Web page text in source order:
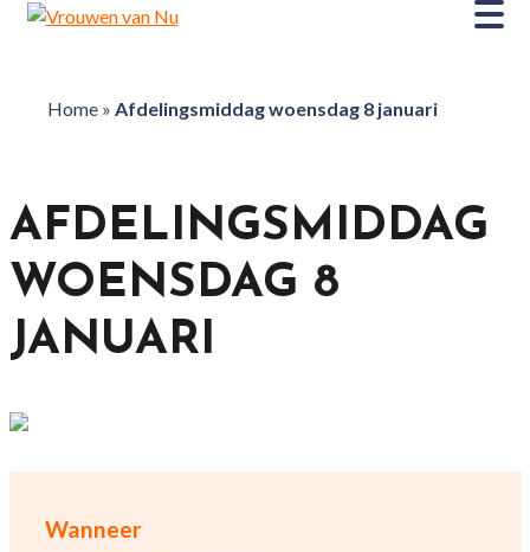
Home» Afdelingsmiddag woensdag 8 januari
Wanneer
AFDELINGSMIDDAG
WOENSDAG 8
JANUARI